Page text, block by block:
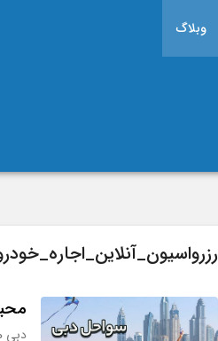
وبلاگ
دبی